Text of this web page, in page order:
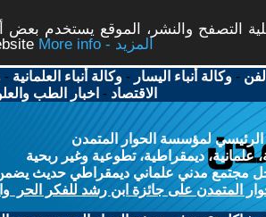
التصفح والنشر، الموقع يستخدم بعض
More info - المزيد
-وكالة أنباء اليسار -وكالة أنباء العلمانية -
الاقتصاد - اخبار الطب
الرئيسي لمؤسسة الحوار المتمدن
علمانية، ديمقراطية، تطوعية وغير ربحية
مجتمع مدني علماني ديمقراطي حديث يضمن
المتمدن على جائزة ابن رشد للفكر الحر